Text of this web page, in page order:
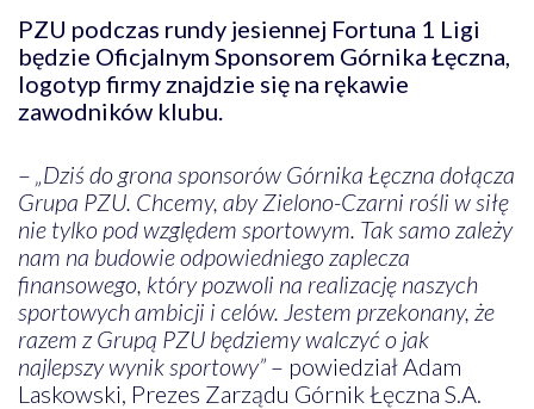
PZU podczas rundy jesiennej Fortuna 1 Ligi
będzie Oficjalnym Sponsorem Górnika Łęczna,
logotyp firmy znajdzie się na rękawie
zawodników klubu.
– „Dziś do grona sponsorów Górnika Łęczna dołącza
Grupa PZU. Chcemy, aby Zielono-Czarni rośli w siłę
nie tylko pod względem sportowym. Tak samo zależy
nam na budowie odpowiedniego zaplecza
finansowego, który pozwoli na realizację naszych
sportowych ambicji i celów. Jestem przekonany, że
razem z Grupą PZU będziemy walczyć o jak
najlepszy wynik sportowy”– powiedział Adam
Laskowski, Prezes Zarządu Górnik Łęczna S.A.